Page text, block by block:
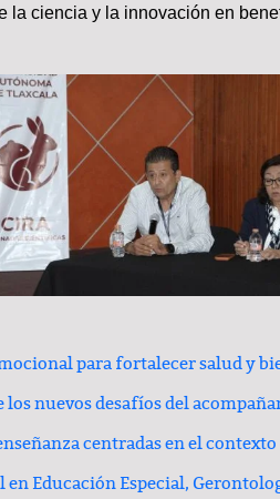
la ciencia y la innovación en
para fortalecer salud y
nuevos desafíos del
centradas en el contexto
Educación Especial,
PODCAST
Comentario por Raul Avila